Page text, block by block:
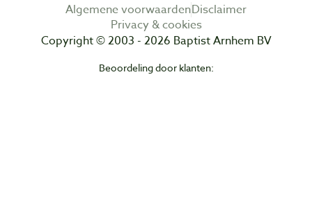
Algemene voorwaardenDisclaimer
Privacy & cookies
Copyright © 2003 - 2026 Baptist Arnhem BV
Beoordeling door klanten: